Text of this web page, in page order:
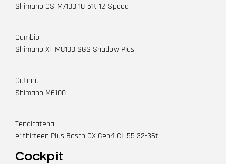
Shimano CS-M7100 10-51t 12-Speed
Cambio
Shimano XT M8100 SGS Shadow Plus
Catena
Shimano M6100
Tendicatena
e*thirteen Plus Bosch CX Gen4 CL 55 32-36t
Cockpit